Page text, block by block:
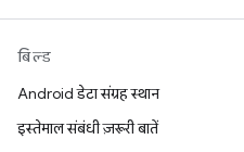
बिल्ड
Android डेटा संग्रह स्थान
इस्तेमाल संबंधी ज़रूरी बातें